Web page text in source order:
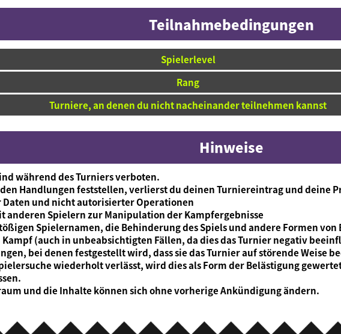
Teilnahmebedingungen
Spielerlevel
Rang
Turniere, an denen du nicht nacheinander teilnehmen kannst
Hinweise
während des Turniers verboten.
Handlungen feststellen, verlierst du deinen Turniereintrag und deine
Daten und nicht autorisierter Operationen
anderen Spielern zur Manipulation der Kampfergebnisse
Spielernamen, die Behinderung des Spiels und andere Formen von
(auch in unbeabsichtigten Fällen, da dies das Turnier negativ
bei denen festgestellt wird, dass sie das Turnier auf störende Weise
wiederholt verlässt, wird dies als Form der Belästigung
und die Inhalte können sich ohne vorherige Ankündigung ändern.